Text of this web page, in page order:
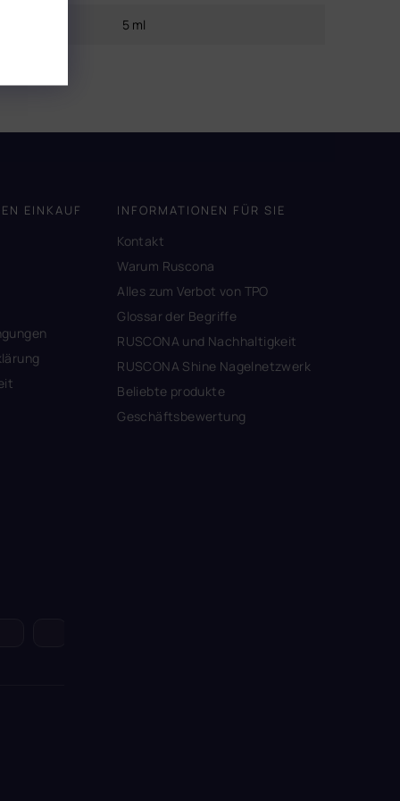
5 ml
EINKAUF INFORMATIONEN FÜR SIE
Kontakt
Warum Ruscona
Alles zum Verbot von TPO
Glossar der Begriffe
RUSCONA und Nachhaltigkeit
RUSCONA Shine Nagelnetzwerk
Beliebte produkte
Geschäftsbewertung